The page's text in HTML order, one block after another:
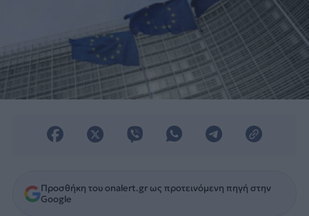
Προσθήκη του onalert.gr ως προτεινόμενη πηγή στην
Google